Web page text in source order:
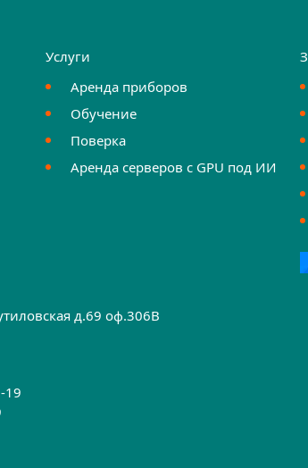
Услуги
Аренда приборов
Обучение
Поверка
Аренда серверов с GPU под ИИ
д.69 оф.306B
19